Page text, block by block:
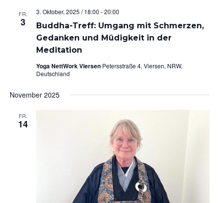
FR.
3
Buddha-Treff: Umgang mit Schmerzen,
Gedanken und Müdigkeit in der
Meditation
3. Oktober, 2025 / 18:00 -20:00
Yoga NettWork Viersen Petersstraße 4, Viersen, NRW,
Deutschland
November 2025
FR.
14